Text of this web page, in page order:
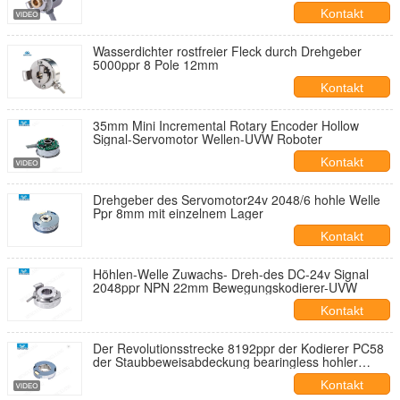
Kontakt
Wasserdichter rostfreier Fleck durch Drehgeber
5000ppr 8 Pole 12mm
Kontakt
35mm Mini Incremental Rotary Encoder Hollow
Signal-Servomotor Wellen-UVW Roboter
Kontakt
Drehgeber des Servomotor24v 2048/6 hohle Welle
Ppr 8mm mit einzelnem Lager
Kontakt
Höhlen-Welle Zuwachs- Dreh-des DC-24v Signal
2048ppr NPN 22mm Bewegungskodierer-UVW
Kontakt
Der Revolutionsstrecke 8192ppr der Kodierer PC58
der Staubbeweisabdeckung bearingless hohler
Signalkodierer Wellen-DC-Motor UVW
Kontakt